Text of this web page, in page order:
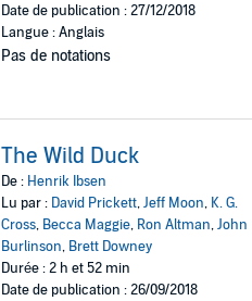
Date de publication : 27/12/2018
Langue : Anglais
Pas de notations
The Wild Duck
De : Henrik Ibsen
Lu par : David Prickett,Jeff Moon, K. G.
Cross, Becca Maggie, Ron Altman,John
Burlinson, Brett Downey
Durée : 2 h et 52 min
Date de publication : 26/09/2018